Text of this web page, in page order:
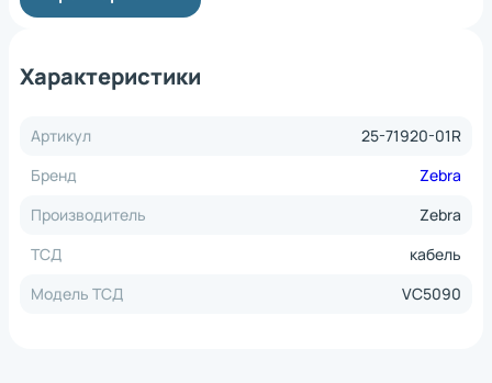
Характеристики
Артикул
25-71920-01R
Бренд
Zebra
Производитель
Zebra
ТСД
кабель
Модель ТСД
VC5090